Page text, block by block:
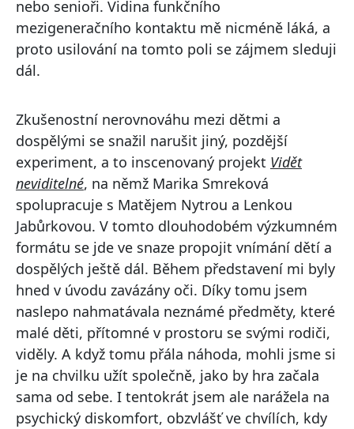
nebo senioři. Vidina funkčního
mezigeneračního kontaktu mě nicméně láká, a
proto usilování na tomto poli se zájmem sleduji
dál.
Zkušenostní nerovnováhu mezi dětmi a
dospělými se snažil narušit jiný, pozdější
experiment, a to inscenovaný projekt Vidět
neviditelné, na němž Marika Smreková
spolupracuje s Matějem Nytrou a Lenkou
Jabůrkovou. V tomto dlouhodobém výzkumném
formátu se jde ve snaze propojit vnímání dětí a
dospělých ještě dál. Během představení mi byly
hned v úvodu zavázány oči. Díky tomu jsem
naslepo nahmatávala neznámé předměty, které
malé děti, přítomné v prostoru se svými rodiči,
viděly. A když tomu přála náhoda, mohli jsme si
je na chvilku užít společně, jako by hra začala
sama od sebe. I tentokrát jsem ale narážela na
psychický diskomfort, obzvlášť ve chvílích, kdy